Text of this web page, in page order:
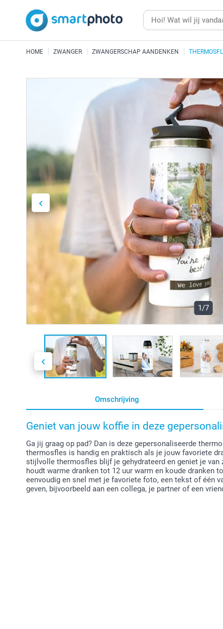
HOME ZWANGER ZWANGERSCHAP AANDENKEN
1/7
Omschrijving
Geniet van jouw koffie in deze
Ga jij graag op pad? Dan is deze gepersonaliseerde
thermosfles is handig en praktisch als je jouw favoriete
stijlvolle thermosfles blijf je gehydrateerd en geniet je van
houdt warme dranken tot 12 uur warm en koude dranken
eenvoudig en snel met je favoriete foto, een tekst of één
geven, bijvoorbeeld aan een collega, je partner of een